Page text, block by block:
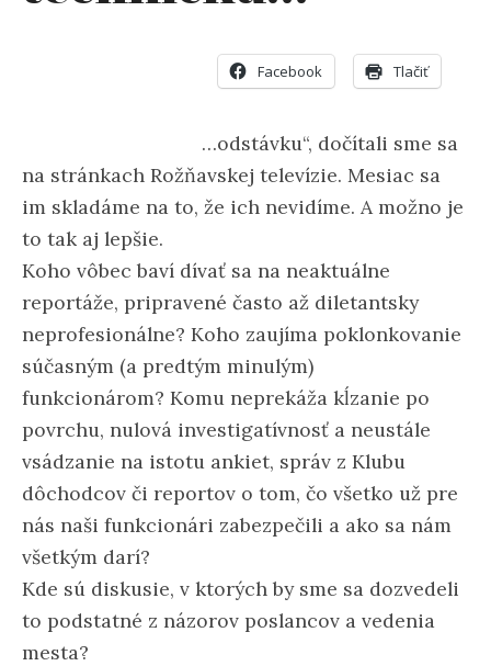
Facebook Tlačiť
…odstávku“, dočítali sme sa
na stránkach Rožňavskej televízie. Mesiac sa
im skladáme na to, že ich nevidíme. A možno je
to tak aj lepšie.
Koho vôbec baví dívať sa na neaktuálne
reportáže, pripravené často až diletantsky
neprofesionálne? Koho zaujíma poklonkovanie
súčasným (a predtým minulým)
funkcionárom? Komu neprekáža kĺzanie po
povrchu, nulová investigatívnosť a neustále
vsádzanie na istotu ankiet, správ z Klubu
dôchodcov či reportov o tom, čo všetko už pre
nás naši funkcionári zabezpečili a ako sa nám
všetkým darí?
Kde sú diskusie, v ktorých by sme sa dozvedeli
to podstatné z názorov poslancov a vedenia
mesta?